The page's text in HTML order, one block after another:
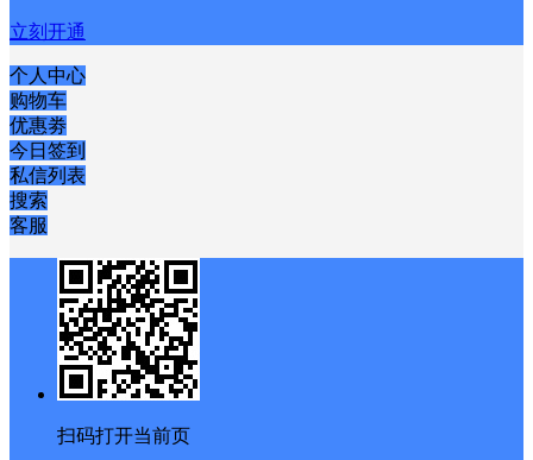
立刻开通
个人中心
购物车
优惠劵
今日签到
私信列表
搜索
客服
扫码打开当前页